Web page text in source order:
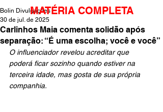
Carlinhos Maia comenta solidão após
separação: “É uma escolha; você e você”
Bolin Divulgações
30 de jul. de 2025
O influenciador revelou acreditar que
poderá ficar sozinho quando estiver na
terceira idade, mas gosta de sua própria
companhia.
MATÉRIA COMPLETA